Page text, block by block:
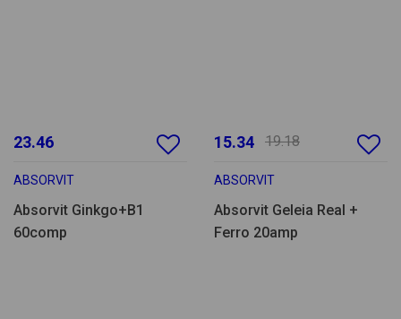
23.46
ABSORVIT
Absorvit Ginkgo+B1
60comp
15.34 19.18
ABSORVIT
Absorvit Geleia Real +
Ferro 20amp